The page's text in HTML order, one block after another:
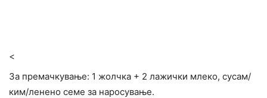
<
За премачкување: 1 жолчка + 2 лажички млеко, сусам/
ким/ленено семе за наросување.